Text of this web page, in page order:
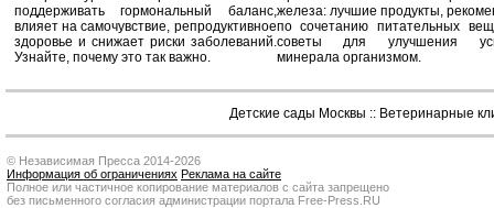
поддерживать гормональный баланс,
влияет на самочувствие, репродуктивное
здоровье и снижает риски заболеваний.
Узнайте, почему это так важно.
железа: лучшие продукты,
по сочетанию питательных
советы для улучшения
минерала организмом.
Детские сады Москвы :: Ветеринарные
© Независимая Пресса 2014-2026
Информация об ограничениях Реклама на сайте
Полное или частичное копирование материалов с сайта запрещено
без письменного согласия администрации портала Free-Press.RU